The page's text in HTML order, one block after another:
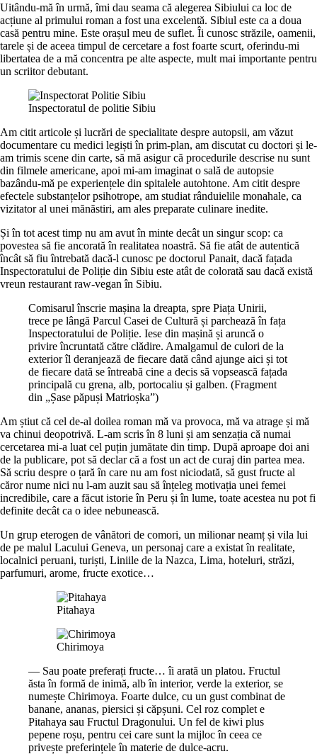
Uitându-mă în urmă, îmi dau seama că alegerea Sibiului ca loc de
acțiune al primului roman a fost una excelentă. Sibiul este ca a doua
casă pentru mine. Este orașul meu de suflet. Îi cunosc străzile, oamenii,
tarele și de aceea timpul de cercetare a fost foarte scurt, oferindu-mi
libertatea de a mă concentra pe alte aspecte, mult mai importante pentru
un scriitor debutant.
Inspectoratul de politie Sibiu
Am citit articole și lucrări de specialitate despre autopsii, am văzut
documentare cu medici legiști în prim-plan, am discutat cu doctori și le-
am trimis scene din carte, să mă asigur că procedurile descrise nu sunt
din filmele americane, apoi mi-am imaginat o sală de autopsie
bazându-mă pe experiențele din spitalele autohtone. Am citit despre
efectele substanțelor psihotrope, am studiat rânduielile monahale, ca
vizitator al unei mănăstiri, am ales preparate culinare inedite.
Și în tot acest timp nu am avut în minte decât un singur scop: ca
povestea să fie ancorată în realitatea noastră. Să fie atât de autentică
încât să fiu întrebată dacă-l cunosc pe doctorul Panait, dacă fațada
Inspectoratului de Poliție din Sibiu este atât de colorată sau dacă există
vreun restaurant raw-vegan în Sibiu.
Comisarul înscrie mașina la dreapta, spre Piața Unirii,
trece pe lângă Parcul Casei de Cultură și parchează în fața
Inspectoratului de Poliție. Iese din mașină și aruncă o
privire încruntată către clădire. Amalgamul de culori de la
exterior îl deranjează de fiecare dată când ajunge aici și tot
de fiecare dată se întreabă cine a decis să vopsească fațada
principală cu grena, alb, portocaliu și galben. (Fragment
din „Șase păpuși Matrioșka”)
Am știut că cel de-al doilea roman mă va provoca, mă va atrage și mă
va chinui deopotrivă. L-am scris în 8 luni și am senzația că numai
cercetarea mi-a luat cel puțin jumătate din timp. După aproape doi ani
de la publicare, pot să declar că a fost un act de curaj din partea mea.
Să scriu despre o țară în care nu am fost niciodată, să gust fructe al
căror nume nici nu l-am auzit sau să înțeleg motivația unei femei
incredibile, care a făcut istorie în Peru și în lume, toate acestea nu pot fi
definite decât ca o idee nebunească.
Un grup eterogen de vânători de comori, un milionar neamț și vila lui
de pe malul Lacului Geneva, un personaj care a existat în realitate,
localnici peruani, turiști, Liniile de la Nazca, Lima, hoteluri, străzi,
parfumuri, arome, fructe exotice…
Pitahaya
Chirimoya
— Sau poate preferați fructe… îi arată un platou. Fructul
ăsta în formă de inimă, alb în interior, verde la exterior, se
numește Chirimoya. Foarte dulce, cu un gust combinat de
banane, ananas, piersici și căpșuni. Cel roz complet e
Pitahaya sau Fructul Dragonului. Un fel de kiwi plus
pepene roșu, pentru cei care sunt la mijloc în ceea ce
privește preferințele în materie de dulce-acru.